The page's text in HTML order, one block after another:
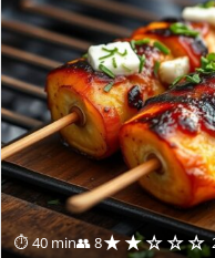
⏱ 40 min👥 8★★☆☆☆